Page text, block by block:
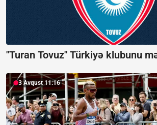
"Turan Tovuz" Türkiyə klubunu
3 Avqust 11:16